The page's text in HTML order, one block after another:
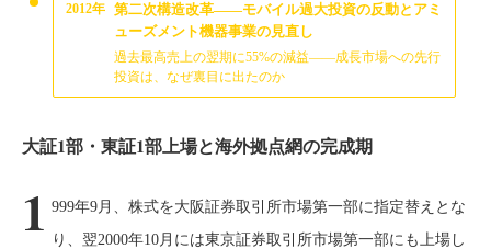
2012年 第二次構造改革——モバイル過大投資の反動とアミ
ューズメント機器事業の見直し
過去最高売上の翌期に55%の減益——成長市場への先行
投資は、なぜ裏目に出たのか
大証1部・東証1部上場と海外拠点網の完成期
1 999年9月、株式を大阪証券取引所市場第一部に指定替えとな
り、翌2000年10月には東京証券取引所市場第一部にも上場し